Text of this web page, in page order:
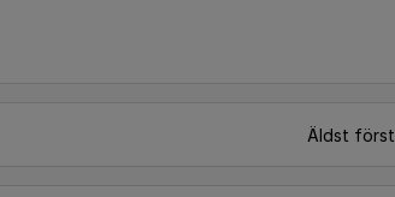
Äldst först